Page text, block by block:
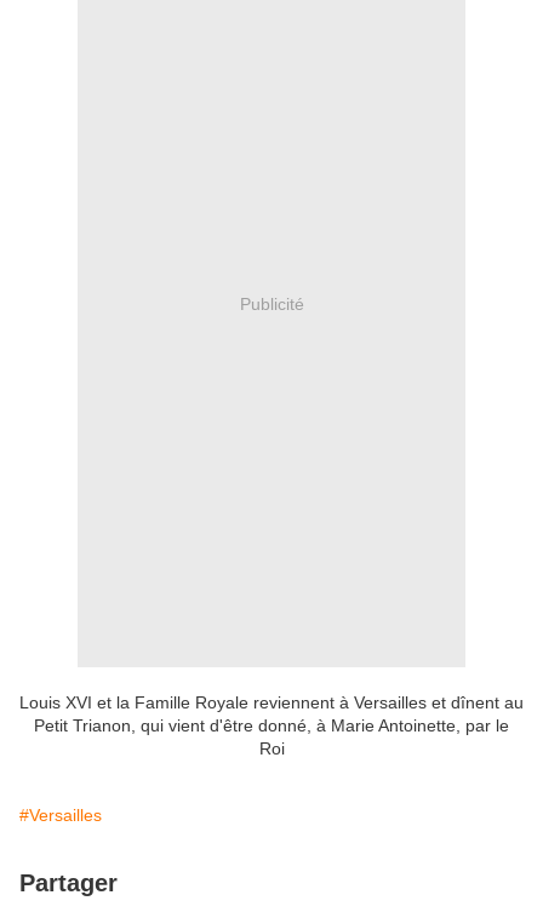
Publicité
Louis XVI et la Famille Royale reviennent à Versailles et dînent au
Petit Trianon, qui vient d'être donné, à Marie Antoinette, par le
Roi
#Versailles
Partager